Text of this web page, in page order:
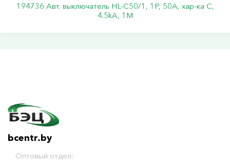
194736 Авт. выключатель HL-C50/1, 1P, 50A, хар-ка C,
4.5kA, 1M
bcentr.by
Оптовый отдел: